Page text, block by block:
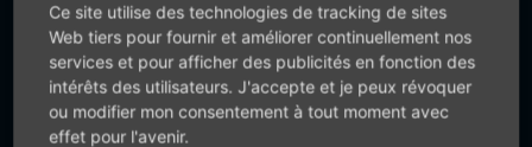
+49 (0) 7159-18093-0
Vers le formulaire de contact
Ce site utilise des technologies de tracking de sites
Web tiers pour fournir et améliorer continuellement nos
services et pour afficher des publicités en fonction des
intérêts des utilisateurs. J'accepte et je peux révoquer
ou modifier mon consentement à tout moment avec
effet pour l'avenir.